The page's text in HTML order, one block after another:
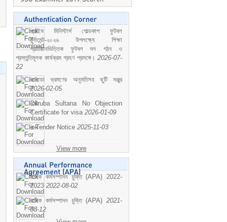
প্রাইম মিনিস্টার্স গোল্ডকাপ ফুটবল
টুর্নামেন্ট-২০২৬ উপলক্ষ্যে শিক্ষা
প্রতিষ্ঠানভিত্তিক ফুটবল দল গঠন ও
প্রস্তুতিমূলক কার্যক্রম গ্রহণ প্রসঙ্গে। 2026-07-
22
কানাডা ভ্রমণের অনুমতিসহ ছুটি মঞ্জুর
2026-02-05
Dilruba Sultana No Objection
Certificate for visa 2026-01-09
e-Tender Notice 2025-11-03
View more
বাষিক কর্মসম্পাদন চুক্তি (APA) 2022-
2023 2022-08-02
বাষিক কর্মসম্পাদন চুক্তি (APA) 2021-
08-12